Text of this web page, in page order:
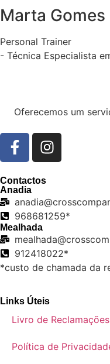
Marta Gomes
Personal Trainer
- Técnica Especialista
Oferecemos um
Contactos
Anadia
968681259*
Mealhada
912418022*
*custo de chamada da
Links Úteis
Livro de Reclamações
Política de